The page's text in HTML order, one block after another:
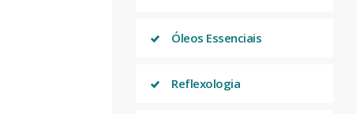
Óleos Essenciais
Reflexologia